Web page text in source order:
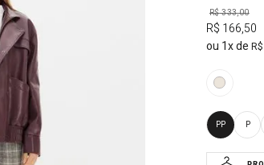
R$333,00
R$ 166,50
1
R$
PP P